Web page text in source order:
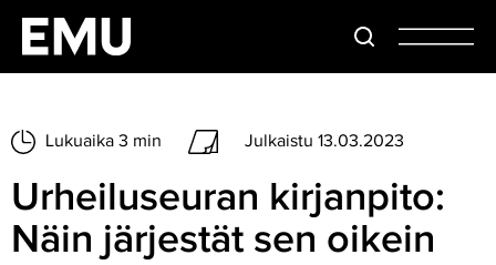
Lukuaika 3 min Julkaistu 13.03.2023
Urheiluseuran kirjanpito:
Näin järjestät sen oikein